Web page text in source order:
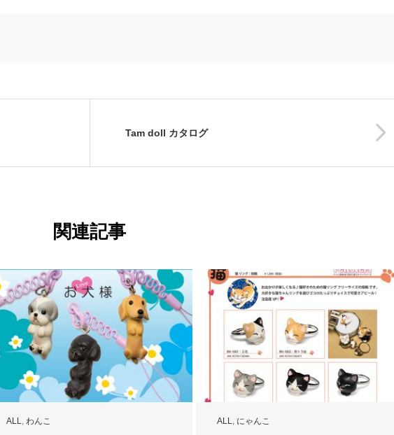
Tam doll カタログ
関連記事
ALL, わんこ ALL, にゃんこ